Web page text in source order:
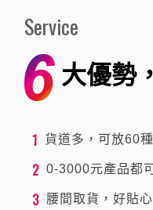
Service
大優勢
1 貨道多，可放60
2 0-3000元產品都
3 腰間取貨，好貼心